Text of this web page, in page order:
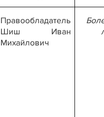
Правообладатель
Шиш Иван
Михайлович